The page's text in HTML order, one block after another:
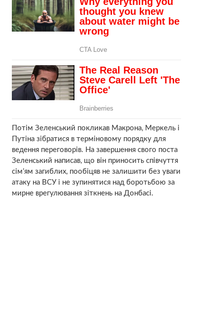
Потім Зеленський покликав Макрона, Меркель і
Путіна зібратися в терміновому порядку для
ведення переговорів. На завершення свого поста
Зеленський написав, що він приносить співчуття
сім’ям загиблих, пообіцяв не залишити без уваги
атаку на ВСУ і не зупинятися над боротьбою за
мирне врегулювання зіткнень на Донбасі.